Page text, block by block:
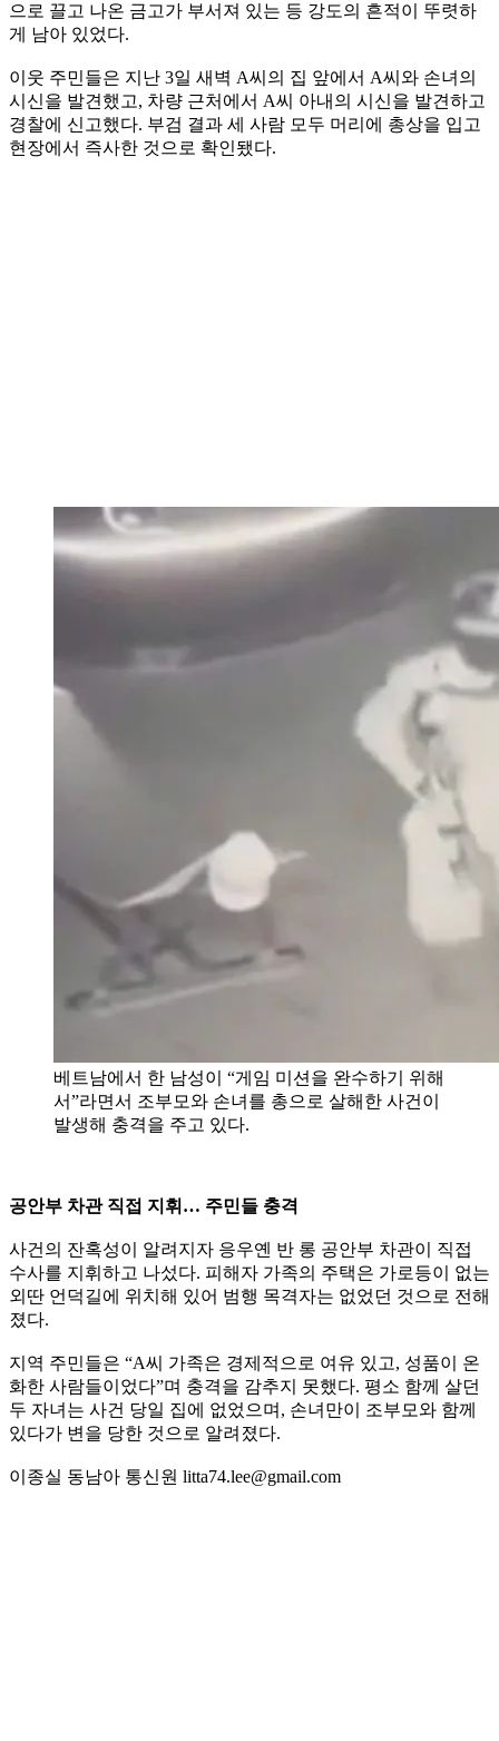
으로 끌고 나온 금고가 부서져 있는 등 강도의 흔적이 뚜렷하
게 남아 있었다.
이웃 주민들은 지난 3일 새벽 A씨의 집 앞에서 A씨와 손녀의
시신을 발견했고, 차량 근처에서 A씨 아내의 시신을 발견하고
경찰에 신고했다. 부검 결과 세 사람 모두 머리에 총상을 입고
현장에서 즉사한 것으로 확인됐다.
베트남에서 한 남성이 “게임 미션을 완수하기 위해
서”라면서 조부모와 손녀를 총으로 살해한 사건이
발생해 충격을 주고 있다.
공안부 차관 직접 지휘… 주민들 충격
사건의 잔혹성이 알려지자 응우옌 반 롱 공안부 차관이 직접
수사를 지휘하고 나섰다. 피해자 가족의 주택은 가로등이 없는
외딴 언덕길에 위치해 있어 범행 목격자는 없었던 것으로 전해
졌다.
지역 주민들은 “A씨 가족은 경제적으로 여유 있고, 성품이 온
화한 사람들이었다”며 충격을 감추지 못했다. 평소 함께 살던
두 자녀는 사건 당일 집에 없었으며, 손녀만이 조부모와 함께
있다가 변을 당한 것으로 알려졌다.
이종실 동남아 통신원 litta74.lee@gmail.com